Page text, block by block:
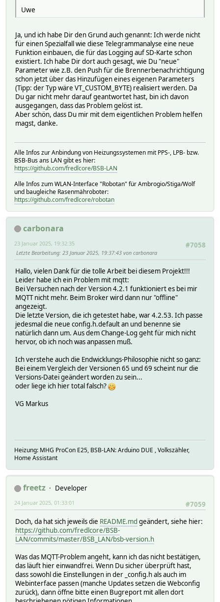
Uwe
Ja, und ich habe Dir den Grund auch genannt: Ich werde nicht
für einen Spezialfall wie diese Telegrammanalyse eine neue
Funktion einbauen, die für das Logging auf SD-Karte schon
existiert. Ich habe Dir dort auch gesagt, wie Du "neue"
Parameter wie z.B. den Push für die Brennerbenachrichtigung
schon jetzt über das Hinzufügen eines eigenen Parameters
(Tipp: der Typ wäre VT_CUSTOM_BYTE) realisiert werden. Da
Du gar nicht mehr darauf geantwortet hast, bin ich davon
ausgegangen, dass das Problem gelöst ist.
Aber schön, dass Du mir mit dem eigentlichen Problem helfen
magst, danke.
Alle Infos zur Anbindung von Heizungssystemen mit PPS-, LPB- bzw.
BSB-Bus ans LAN gibt es hier:
https://github.com/fredlcore/BSB-LAN
Alle Infos zum WLAN-Interface "Robotan" für Ambrogio/Stiga/Wolf
und baugleiche Rasenmähroboter:
https://github.com/fredlcore/robotan
carbonara
#7058
23 Januar 2025, 19:32:35
Letzte Bearbeitung: 23 Januar 2025, 19:37:43 von carbonara
Hallo, vielen Dank für die tolle Arbeit bei diesem Projekt!!!
Leider habe ich ein Problem mit mqtt:
Bei Versuchen nach der Version 4.2.1 funktioniert es bei mir
MQTT nicht mehr. Beim Broker wird dann nur "offline"
angezeigt.
Die letzte Version, die ich getestet habe, war 4.2.53. Ich passe
jedesmal die neue config.h.default an und benenne sie
natürlich dann um. Aus dem Change-Log geht für mich nicht
hervor, ob ich noch was anpassen muß.
Ich verstehe auch die Endwicklungs-Philosophie nicht so ganz:
Bei einem Vergleich der Versionen 65 und 69 scheint nur die
Versions-Datei geändert worden zu sein...
oder liege ich hier total falsch?
VG Markus
Heizung: MHG ProCon E25, BSB-LAN: Arduino DUE , Volkszähler,
Home Assistant
freetz
Developer
#7059
24 Januar 2025, 01:33:01
Doch, da hat sich jeweils die README.md geändert, siehe hier:
https://github.com/fredlcore/BSB-
LAN/commits/master/BSB_LAN/bsb-version.h
Was das MQTT-Problem angeht, kann ich das nicht bestätigen,
das läuft hier einwandfrei. Wenn Du sicher überprüft hast,
dass sowohl die Einstellungen in der _config.h als auch im
Webinterface passen (manche Updates setzen die Webconfig
zurück), dann öffne bitte einen Bugreport mit allen dort